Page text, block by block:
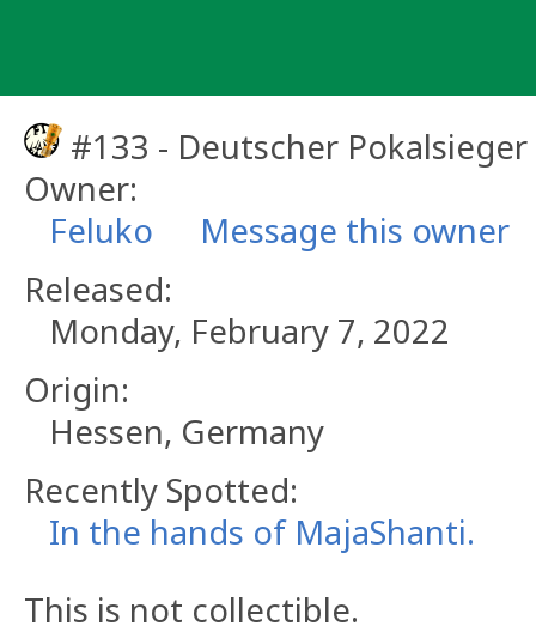
#133 - Deutscher
Owner:
Feluko
Message this owner
Released:
Monday, February 7, 2022
Origin:
Hessen, Germany
Recently Spotted:
In the hands of MajaShanti.
This is not collectible.